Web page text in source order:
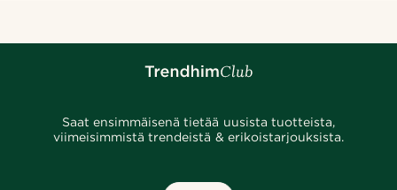
Saat ensimmäisenä tietää uusista tuotteista,
viimeisimmistä trendeistä & erikoistarjouksista.